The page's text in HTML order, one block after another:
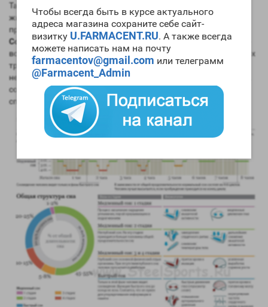
Чтобы всегда быть в курсе актуального
адреса магазина сохраните себе сайт-
визитку U.FARMACENT.RU. А также всегда
можете написать нам на почту
farmacentov@gmail.com или телеграмм
@Farmacent_Admin
Также не следует перед сном есть тяжелую пищу типа мяса,
жирных продуктов, длинных углеводов. Оптимальным
продуктом будет творожные и кисломолочные за час до сна.
Сон в бодибилдингеимеет главную роль, ведь именно во сне
все мышцы растут и восстанавливается организм от тяжелых
тренировок. Если вы тренируетесь как чемпион, но спите
несколько часов в день вам никогда не стать первым. Спорт,
сон и еда - три составляющих вашего успеха не только в
спорте, но и в жизни.